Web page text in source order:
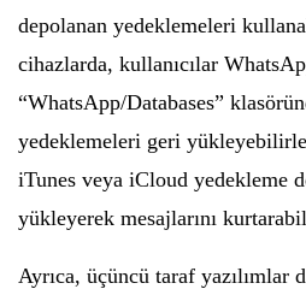
depolanan yedeklemeleri
cihazlarda, kullanıcılar
“WhatsApp/Databases”
yedeklemeleri geri
iTunes veya iCloud yedekleme
yükleyerek mesajlarını
Ayrıca, üçüncü taraf yazılımlar